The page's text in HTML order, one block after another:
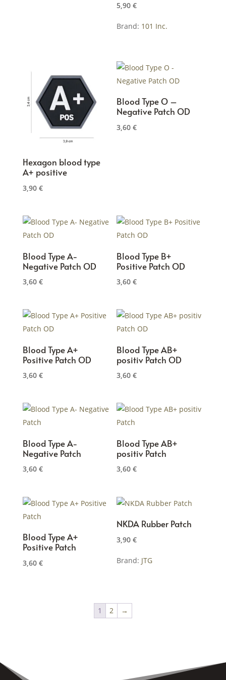
5,90€
Brand: 101 Inc.
Produkt
weist
mehrere
Varianten
auf.
Die
werden
Hexagon blood type
A+ positive
3,90 €
Blood Type O –
Negative Patch OD
3,60€
Blood Type A-
Negative Patch OD
3,60 €
Blood Type B+
Positive Patch OD
3,60€
Blood Type A+
Positive Patch OD
3,60 €
Blood Type AB+
positiv Patch OD
3,60€
Blood Type A-
Negative Patch
3,60 €
Blood Type AB+
positiv Patch
3,60€
Blood Type A+
Positive Patch
3,60 €
NKDA Rubber Patch
3,90€
Brand: JTG
weist
mehrere
1 2 →